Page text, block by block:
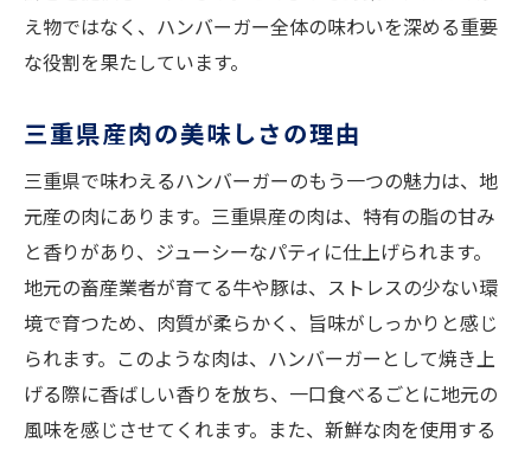
え物ではなく、ハンバーガー全体の味わいを深める重要
な役割を果たしています。
三重県産肉の美味しさの理由
三重県で味わえるハンバーガーのもう一つの魅力は、地
元産の肉にあります。三重県産の肉は、特有の脂の甘み
と香りがあり、ジューシーなパティに仕上げられます。
地元の畜産業者が育てる牛や豚は、ストレスの少ない環
境で育つため、肉質が柔らかく、旨味がしっかりと感じ
られます。このような肉は、ハンバーガーとして焼き上
げる際に香ばしい香りを放ち、一口食べるごとに地元の
風味を感じさせてくれます。また、新鮮な肉を使用する